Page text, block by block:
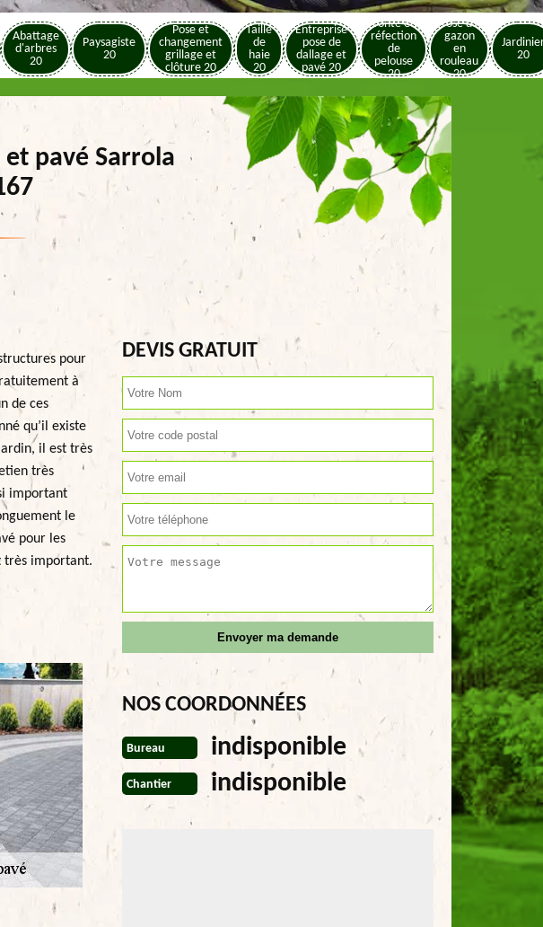
Abattage
d'arbres
20
Paysagiste
20
Pose et
changement
grillage et
clôture 20
Taille
de
haie
20
Entreprise
pose de
dallage et
pavé 20
Tonte et
réfection
de
pelouse
20
Pose de
gazon
en
rouleau
20
20
pavé Sarrola
pour
à
de ces
qu’il existe
il est très
très
important
le
pour les
très important.
DEVIS GRATUIT
NOS COORDONNÉES
Bureau indisponible
Chantier indisponible